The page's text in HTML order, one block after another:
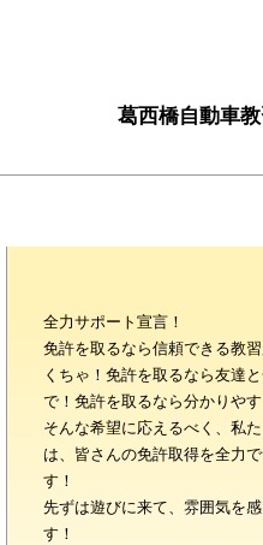
葛西橋自動車
全力サポート宣言！
免許を取るなら信頼できる教
くちゃ！免許を取るなら友達
で！免許を取るなら分かりや
そんな希望に応えるべく、私
は、皆さんの免許取得を全力
す！
先ずは遊びに来て、雰囲気を
す！